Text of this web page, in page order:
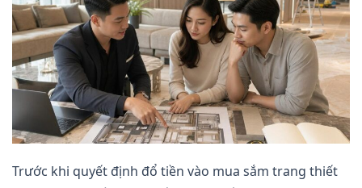
Trước khi quyết định đổ tiền vào mua sắm trang thiết